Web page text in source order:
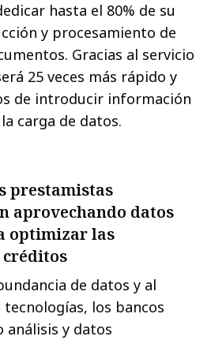
hasta el 80% de su
y procesamiento de
Gracias al servicio
25 veces más rápido y
de introducir información
carga de datos.
prestamistas
aprovechando datos
optimizar las
créditos
de datos y al
tecnologías, los bancos
análisis y datos